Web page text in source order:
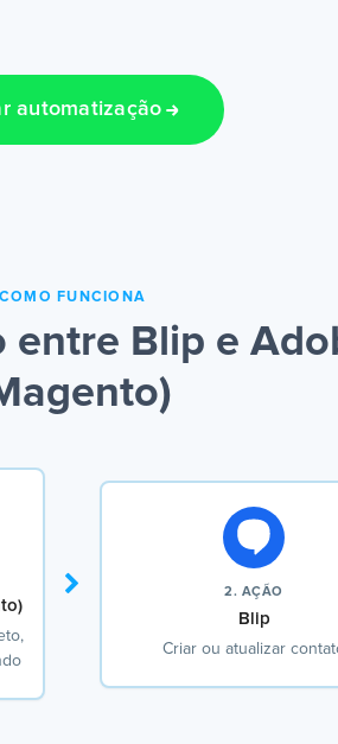
automatização
COMO FUNCIONA
Blip e
2. AÇÃO
Blip
Criar ou atualizar